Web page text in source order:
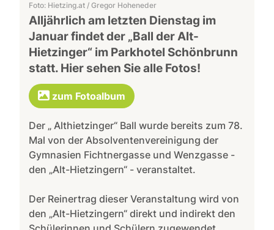
Foto: Hietzing.at / Gregor Hoheneder
Alljährlich am letzten Dienstag im
Januar findet der „Ball der Alt-
Hietzinger“ im Parkhotel Schönbrunn
statt. Hier sehen Sie alle Fotos!
zum Fotoalbum
Der „ Althietzinger“ Ball wurde bereits zum 78.
Mal von der Absolventenvereinigung der
Gymnasien Fichtnergasse und Wenzgasse -
den „Alt-Hietzingern“ - veranstaltet.
Der Reinertrag dieser Veranstaltung wird von
den „Alt-Hietzingern“ direkt und indirekt den